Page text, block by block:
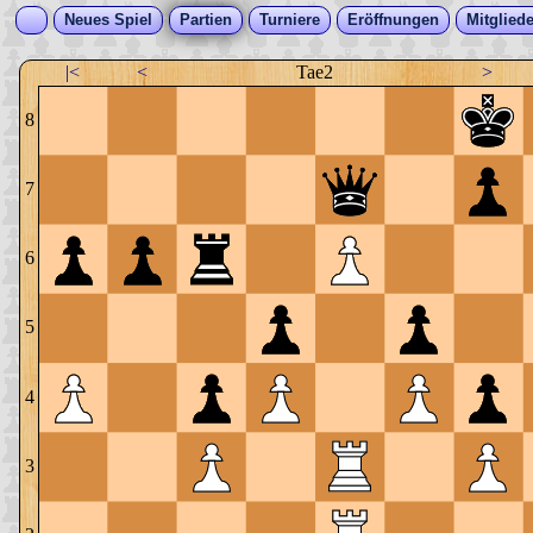
Neues Spiel Partien Turniere Eröffnungen
|< < Tae2 >
8
7
6
5
4
3